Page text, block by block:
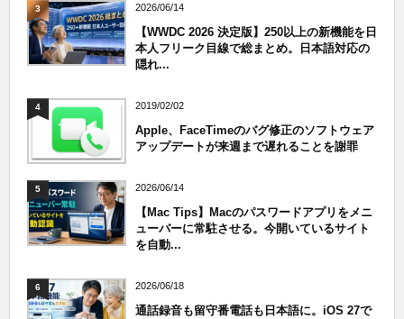
3 2026/06/14
【WWDC 2026 決定版】250以上の新機能を日
本人フリーク目線で総まとめ。日本語対応の
隠れ...
4 2019/02/02
Apple、FaceTimeのバグ修正のソフトウェア
アップデートが来週まで遅れることを謝罪
5 2026/06/14
【Mac Tips】Macのパスワードアプリをメニ
ューバーに常駐させる。今開いているサイト
を自動...
6 2026/06/18
通話録音も留守番電話も日本語に。iOS 27で